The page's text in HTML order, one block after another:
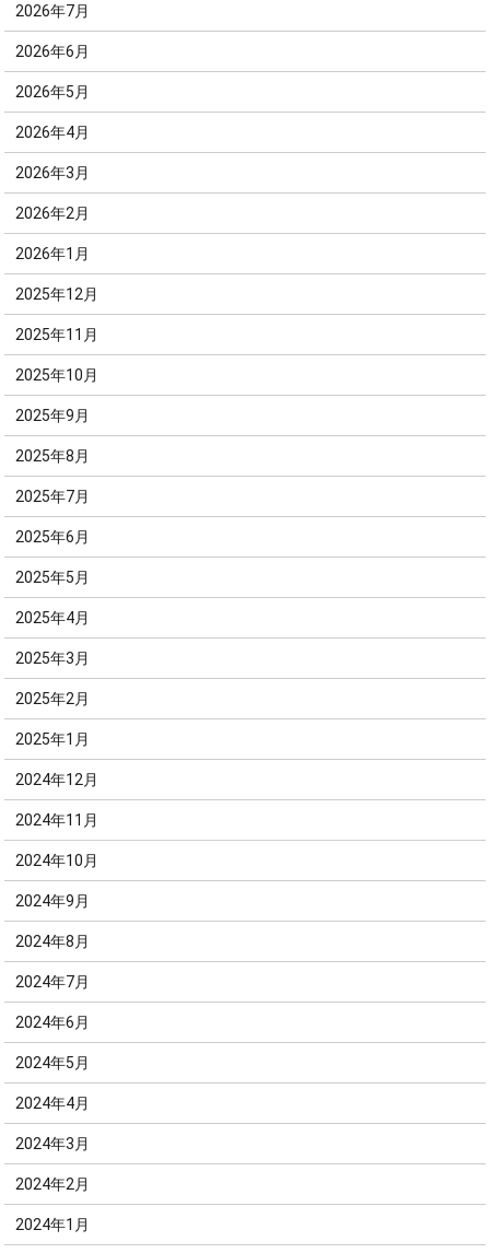
2026年7月
2026年6月
2026年5月
2026年4月
2026年3月
2026年2月
2026年1月
2025年12月
2025年11月
2025年10月
2025年9月
2025年8月
2025年7月
2025年6月
2025年5月
2025年4月
2025年3月
2025年2月
2025年1月
2024年12月
2024年11月
2024年10月
2024年9月
2024年8月
2024年7月
2024年6月
2024年5月
2024年4月
2024年3月
2024年2月
2024年1月